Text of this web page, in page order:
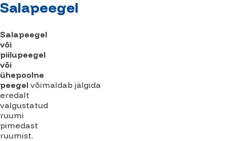
Salapeegel
Salapeegel
või
piilupeegel
või
ühepoolne
peegel võimaldab jälgida
eredalt
valgustatud
ruumi
pimedast
ruumist.